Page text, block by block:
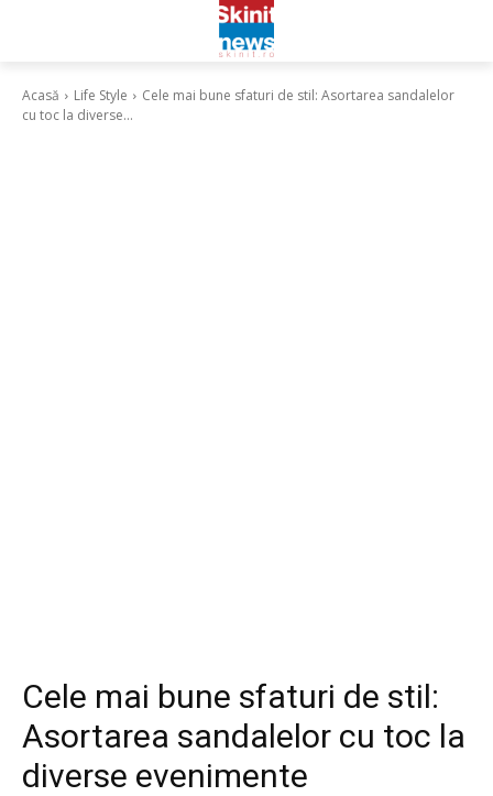
Acasă Life Style
Cele mai bune sfaturi de stil: Asortarea sandalelor
cu toc la diverse...
Cele mai bune sfaturi de stil:
Asortarea sandalelor cu toc la
diverse evenimente